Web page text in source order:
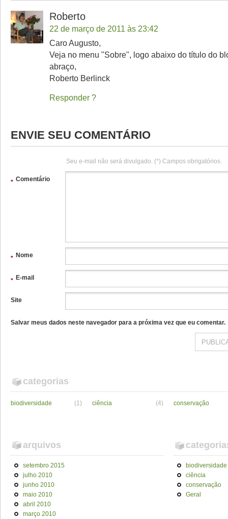
Roberto
22 de março de 2011 às 23:42
Caro Augusto,
Veja no menu "Sobre", logo abaixo do título do
abraço,
Roberto Berlinck
Responder
ENVIE SEU COMENTÁRIO
Seu e-mail não será divulgado. (*) Campos obrigatórios.
Comentário
*
Nome
*
E-mail
*
Site
Salvar meus dados neste navegador para a próxima vez que eu comentar.
categorias
biodiversidade (1) ciência (4) conservação
arquivos
setembro 2015
julho 2010
junho 2010
maio 2010
abril 2010
março 2010
biodiversidade
ciência
conservação
Geral